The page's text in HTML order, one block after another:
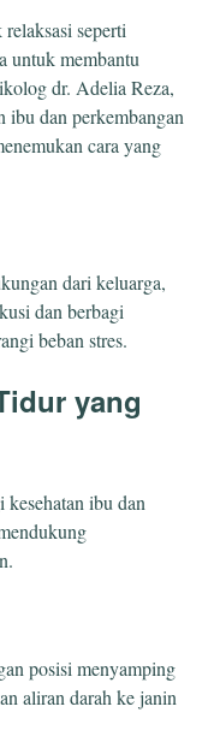
seperti
untuk membantu
dr. Adelia Reza,
ibu dan perkembangan
cara yang
dari keluarga,
dan berbagi
beban stres.
yang
ibu dan
posisi menyamping
aliran darah ke janin